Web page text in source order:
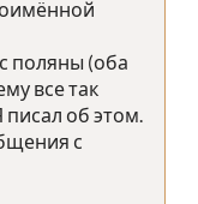
поляны (оба
все так
об этом.
с